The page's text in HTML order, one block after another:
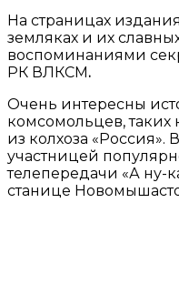
На страницах
земляках и их
воспоминаниями
РК ВЛКСМ.
Очень интересны
комсомольцев, таких
из колхоза «Россия».
участницей
телепередачи «А ну-
станице